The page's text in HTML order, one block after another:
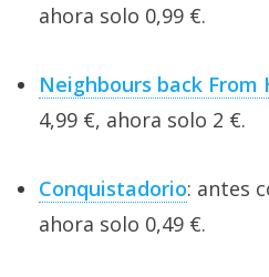
ahora solo 0,99 €.
Neighbours back From
4,99 €, ahora solo 2 €.
Conquistadorio: antes
ahora solo 0,49 €.